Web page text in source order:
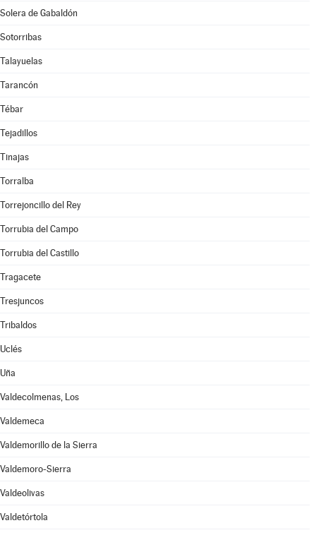
Solera de Gabaldón
Sotorribas
Talayuelas
Tarancón
Tébar
Tejadillos
Tinajas
Torralba
Torrejoncillo del Rey
Torrubia del Campo
Torrubia del Castillo
Tragacete
Tresjuncos
Tribaldos
Uclés
Uña
Valdecolmenas, Los
Valdemeca
Valdemorillo de la Sierra
Valdemoro-Sierra
Valdeolivas
Valdetórtola